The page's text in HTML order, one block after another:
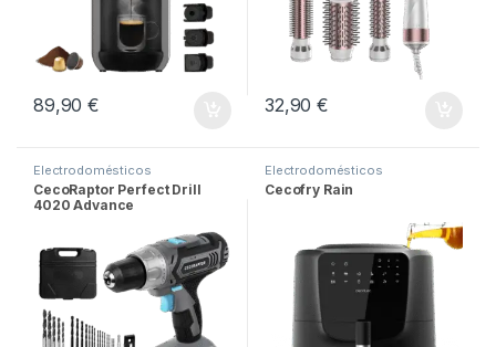
89,90€ 32,90€
Electrodomésticos
CecoRaptor Perfect Drill
4020 Advance
Electrodomésticos
Cecofry Rain